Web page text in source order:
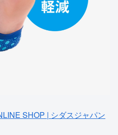
SHOP | シダスジャパン